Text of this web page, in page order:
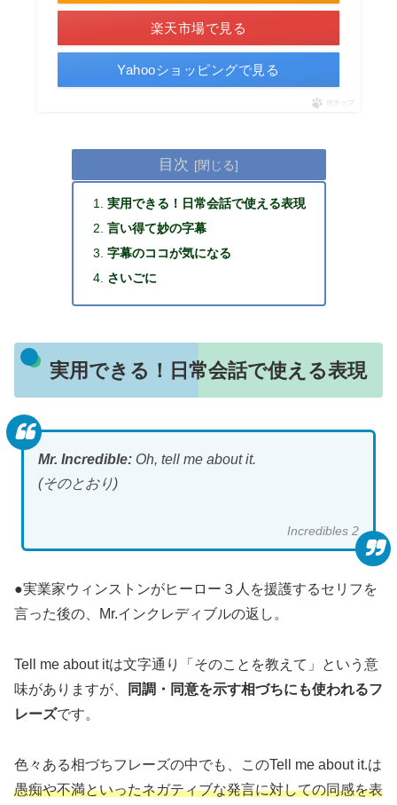
楽天市場で見る
Yahooショッピングで見る
ポチップ
目次
実用できる！日常会話で使える表現
言い得て妙の字幕
字幕のココが気になる
さいごに
実用できる！日常会話で使える表現
Mr. Incredible: Oh, tell me about it.
(そのとおり)
Incredibles 2
●実業家ウィンストンがヒーロー３人を援護するセリフを
言った後の、Mr.インクレディブルの返し。
Tell me about itは文字通り「そのことを教えて」という意
味がありますが、
同調・同意を示す相づちにも使われるフ
レーズです。
色々ある相づちフレーズの中でも、このTell me about it.は
愚痴や不満といったネガティブな発言に対しての同感を表